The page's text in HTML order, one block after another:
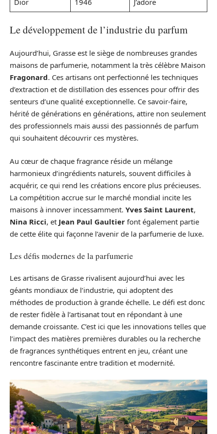
Dior 1946 J’adore
Le développement de l’industrie du parfum
Aujourd’hui, Grasse est le siège de nombreuses grandes
maisons de parfumerie, notamment la très célèbre Maison
Fragonard. Ces artisans ont perfectionné les techniques
d’extraction et de distillation des essences pour offrir des
senteurs d’une qualité exceptionnelle. Ce savoir-faire,
hérité de générations en générations, attire non seulement
des professionnels mais aussi des passionnés de parfum
qui souhaitent découvrir ces mystères.
Au cœur de chaque fragrance réside un mélange
harmonieux d’ingrédients naturels, souvent difficiles à
acquérir, ce qui rend les créations encore plus précieuses.
La compétition accrue sur le marché mondial incite les
maisons à innover incessamment. Yves Saint Laurent,
Nina Ricci, et Jean Paul Gaultier font également partie
de cette élite qui façonne l’avenir de la parfumerie de luxe.
Les défis modernes de la parfumerie
Les artisans de Grasse rivalisent aujourd’hui avec les
géants mondiaux de l’industrie, qui adoptent des
méthodes de production à grande échelle. Le défi est donc
de rester fidèle à l’artisanat tout en répondant à une
demande croissante. C’est ici que les innovations telles que
l’impact des matières premières durables ou la recherche
de fragrances synthétiques entrent en jeu, créant une
rencontre fascinante entre tradition et modernité.